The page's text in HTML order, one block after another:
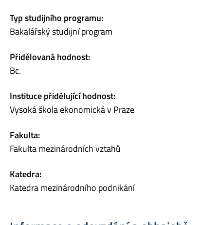
Typ studijního programu:
Bakalářský studijní program
Přidělovaná hodnost:
Bc.
Instituce přidělující hodnost:
Vysoká škola ekonomická v Praze
Fakulta:
Fakulta mezinárodních vztahů
Katedra:
Katedra mezinárodního podnikání